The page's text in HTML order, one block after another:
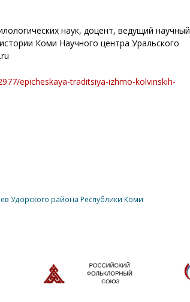
наук, доцент, ведущий научный
Коми Научного центра Уральского
epicheskaya-traditsiya-izhmo-kolvinskih-
Удорского района Республики Коми